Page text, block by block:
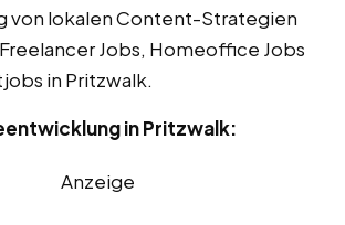
von lokalen Content-Strategien
Jobs, Homeoffice Jobs
in Pritzwalk.
in Pritzwalk:
Anzeige